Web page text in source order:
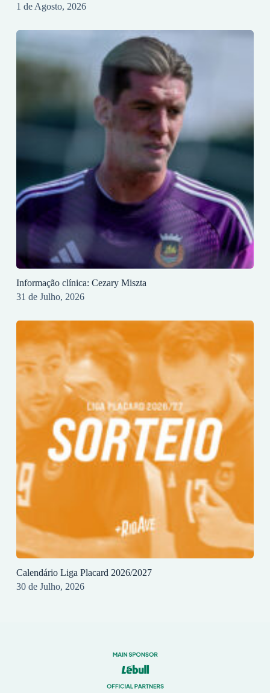
1 de Agosto, 2026
Informação clínica: Cezary Miszta
31 de Julho, 2026
Calendário Liga Placard 2026/2027
30 de Julho, 2026